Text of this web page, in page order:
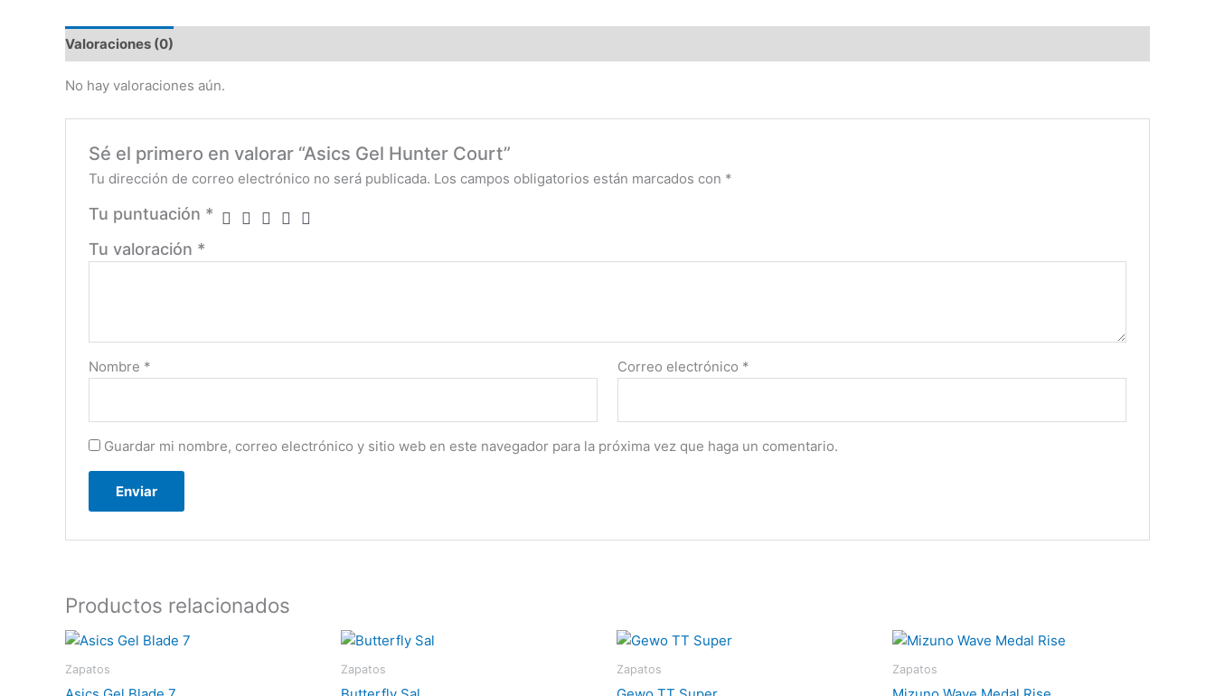
Valoraciones (0)
No hay valoraciones aún.
Sé el primero en valorar “Asics Gel Hunter Court”
Tu dirección de correo electrónico no será publicada. Los campos obligatorios están marcados con *
Tu puntuación *
Tu valoración *
Nombre * Correo electrónico *
Guardar mi nombre, correo electrónico y sitio web en este navegador para la próxima vez que haga un comentario.
Productos relacionados
Zapatos Zapatos Zapatos Zapatos